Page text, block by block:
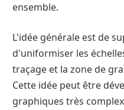
ensemble.
L'idée générale est de
d'uniformiser les
traçage et la zone de
Cette idée peut être
graphiques très